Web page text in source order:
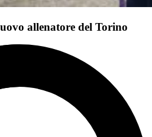
allenatore del Torino